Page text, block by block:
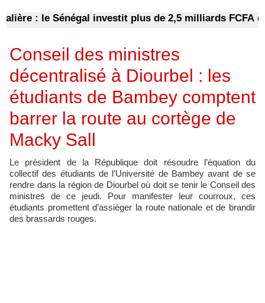
: le Sénégal investit plus de 2,5 milliards FCFA
Conseil des ministres
décentralisé à Diourbel : les
étudiants de Bambey comptent
barrer la route au cortège de
Macky Sall
Le président de la République doit résoudre l’équation du
collectif des étudiants de l’Université de Bambey avant de se
rendre dans la région de Diourbel où doit se tenir le Conseil des
ministres de ce jeudi. Pour manifester leur courroux, ces
étudiants promettent d’assiéger la route nationale et de brandir
des brassards rouges.